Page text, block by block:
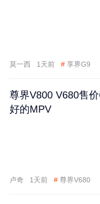
莫一西 1天前 # 享界G9
尊界V800 V680售
好的MPV
卢奇 1天前 # 尊界V680